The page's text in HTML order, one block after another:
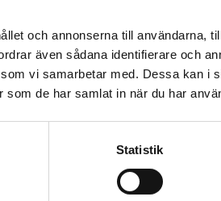
och annonserna till användarna,
även sådana identifierare och
vi samarbetar med. Dessa kan i
de har samlat in när du har
Statistik
Vi vet att rätt teknisk kompetens
och kan agera med precision.
på IT-konsulter i Skåne
projekt eller en IT-arkitekt som kan
akuta behov, utan även stärker din
bredd som personlighet,